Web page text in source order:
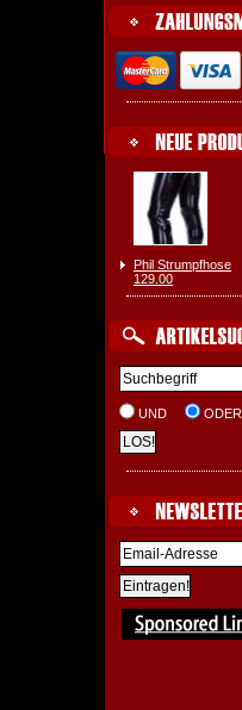
Phil Strumpfhose
129.00
UND ODER